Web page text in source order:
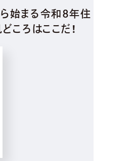
始まる令和8年住
ころはここだ！